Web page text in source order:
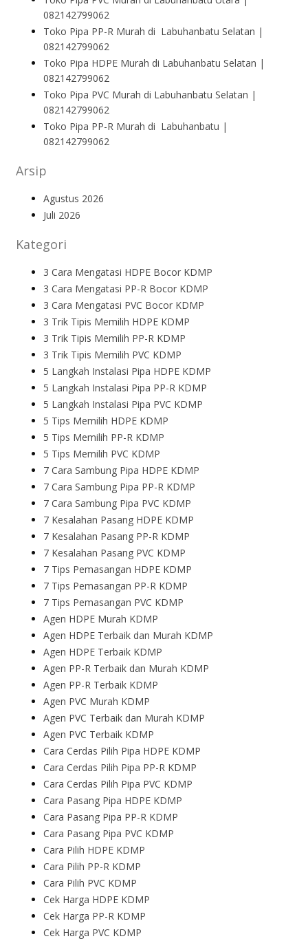
082142799062
Toko Pipa PP-R Murah di Labuhanbatu Selatan |
082142799062
Toko Pipa HDPE Murah di Labuhanbatu Selatan |
082142799062
Toko Pipa PVC Murah di Labuhanbatu Selatan |
082142799062
Toko Pipa PP-R Murah di Labuhanbatu |
082142799062
Arsip
Agustus 2026
Juli 2026
Kategori
3 Cara Mengatasi HDPE Bocor KDMP
3 Cara Mengatasi PP-R Bocor KDMP
3 Cara Mengatasi PVC Bocor KDMP
3 Trik Tipis Memilih HDPE KDMP
3 Trik Tipis Memilih PP-R KDMP
3 Trik Tipis Memilih PVC KDMP
5 Langkah Instalasi Pipa HDPE KDMP
5 Langkah Instalasi Pipa PP-R KDMP
5 Langkah Instalasi Pipa PVC KDMP
5 Tips Memilih HDPE KDMP
5 Tips Memilih PP-R KDMP
5 Tips Memilih PVC KDMP
7 Cara Sambung Pipa HDPE KDMP
7 Cara Sambung Pipa PP-R KDMP
7 Cara Sambung Pipa PVC KDMP
7 Kesalahan Pasang HDPE KDMP
7 Kesalahan Pasang PP-R KDMP
7 Kesalahan Pasang PVC KDMP
7 Tips Pemasangan HDPE KDMP
7 Tips Pemasangan PP-R KDMP
7 Tips Pemasangan PVC KDMP
Agen HDPE Murah KDMP
Agen HDPE Terbaik dan Murah KDMP
Agen HDPE Terbaik KDMP
Agen PP-R Terbaik dan Murah KDMP
Agen PP-R Terbaik KDMP
Agen PVC Murah KDMP
Agen PVC Terbaik dan Murah KDMP
Agen PVC Terbaik KDMP
Cara Cerdas Pilih Pipa HDPE KDMP
Cara Cerdas Pilih Pipa PP-R KDMP
Cara Cerdas Pilih Pipa PVC KDMP
Cara Pasang Pipa HDPE KDMP
Cara Pasang Pipa PP-R KDMP
Cara Pasang Pipa PVC KDMP
Cara Pilih HDPE KDMP
Cara Pilih PP-R KDMP
Cara Pilih PVC KDMP
Cek Harga HDPE KDMP
Cek Harga PP-R KDMP
Cek Harga PVC KDMP